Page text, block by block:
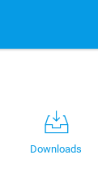
Downloads